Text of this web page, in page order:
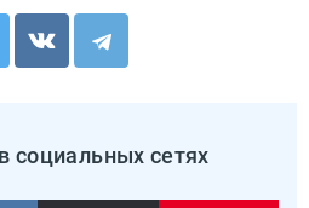
социальных сетях